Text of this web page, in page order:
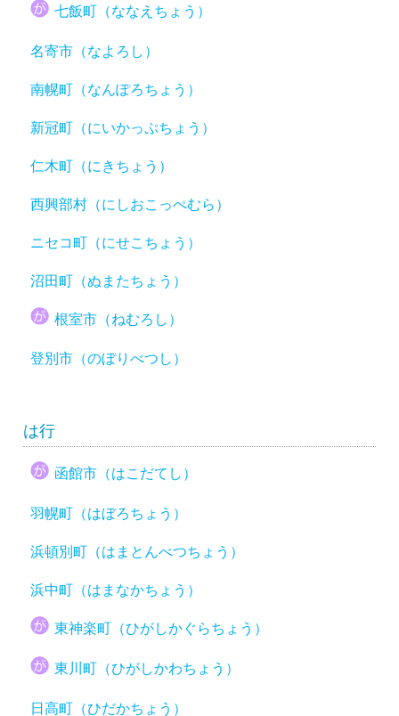
七飯町（ななえちょう）
名寄市（なよろし）
南幌町（なんぽろちょう）
新冠町（にいかっぷちょう）
仁木町（にきちょう）
西興部村（にしおこっぺむら）
ニセコ町（にせこちょう）
沼田町（ぬまたちょう）
根室市（ねむろし）
登別市（のぼりべつし）
は行
函館市（はこだてし）
羽幌町（はぼろちょう）
浜頓別町（はまとんべつちょう）
浜中町（はまなかちょう）
東神楽町（ひがしかぐらちょう）
東川町（ひがしかわちょう）
日高町（ひだかちょう）